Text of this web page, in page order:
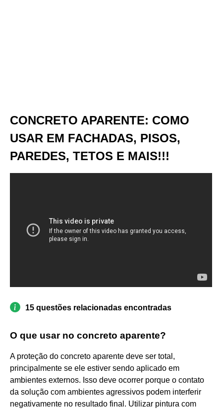
CONCRETO APARENTE: COMO
USAR EM FACHADAS, PISOS,
PAREDES, TETOS E MAIS!!!
15 questões relacionadas encontradas
O que usar no concreto aparente?
A proteção do concreto aparente deve ser total,
principalmente se ele estiver sendo aplicado em
ambientes externos. Isso deve ocorrer porque o contato
da solução com ambientes agressivos podem interferir
negativamente no resultado final. Utilizar pintura com